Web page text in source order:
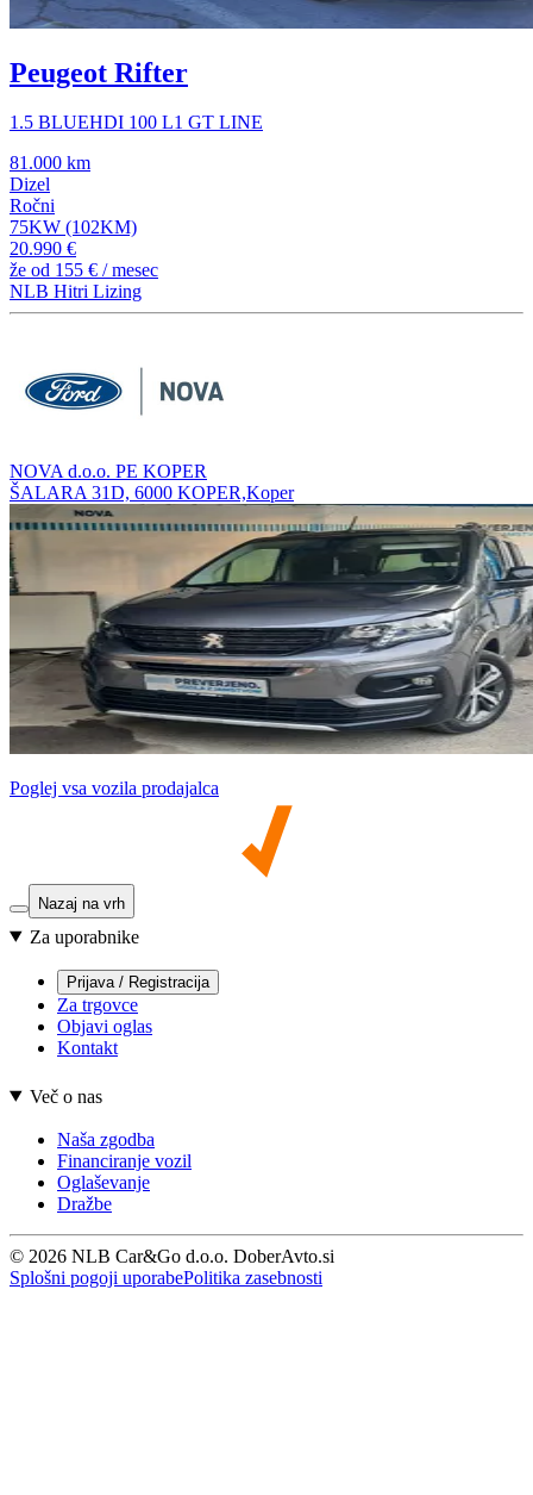
Peugeot Rifter
1.5 BLUEHDI 100 L1 GT LINE
81.000 km
Dizel
Ročni
75KW (102KM)
20.990 €
že od 155 € / mesec
NLB Hitri Lizing
NOVA d.o.o. PE KOPER
ŠALARA 31D, 6000 KOPER,Koper
Poglej vsa vozila prodajalca
Nazaj na vrh
Za uporabnike
Prijava / Registracija
Za trgovce
Objavi oglas
Kontakt
Več o nas
Naša zgodba
Financiranje vozil
Oglaševanje
Dražbe
© 2026 NLB Car&Go d.o.o. DoberAvto.si
Splošni pogoji uporabePolitika zasebnosti